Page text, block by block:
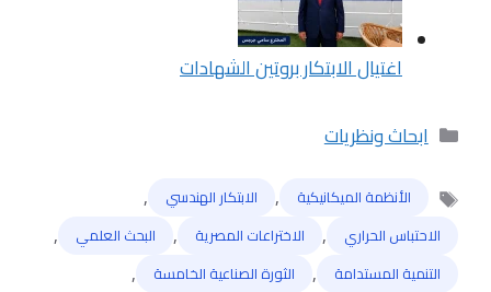
اغتيال الابتكار بروتين الشهادات
التصنيفات
ابحاث ونظريات
الأنظمة الميكانيكية , الابتكار الهندسي ,
الاحتباس الحراري , الاختراعات المصرية , البحث العلمي ,
التنمية المستدامة , الثورة الصناعية الخامسة ,